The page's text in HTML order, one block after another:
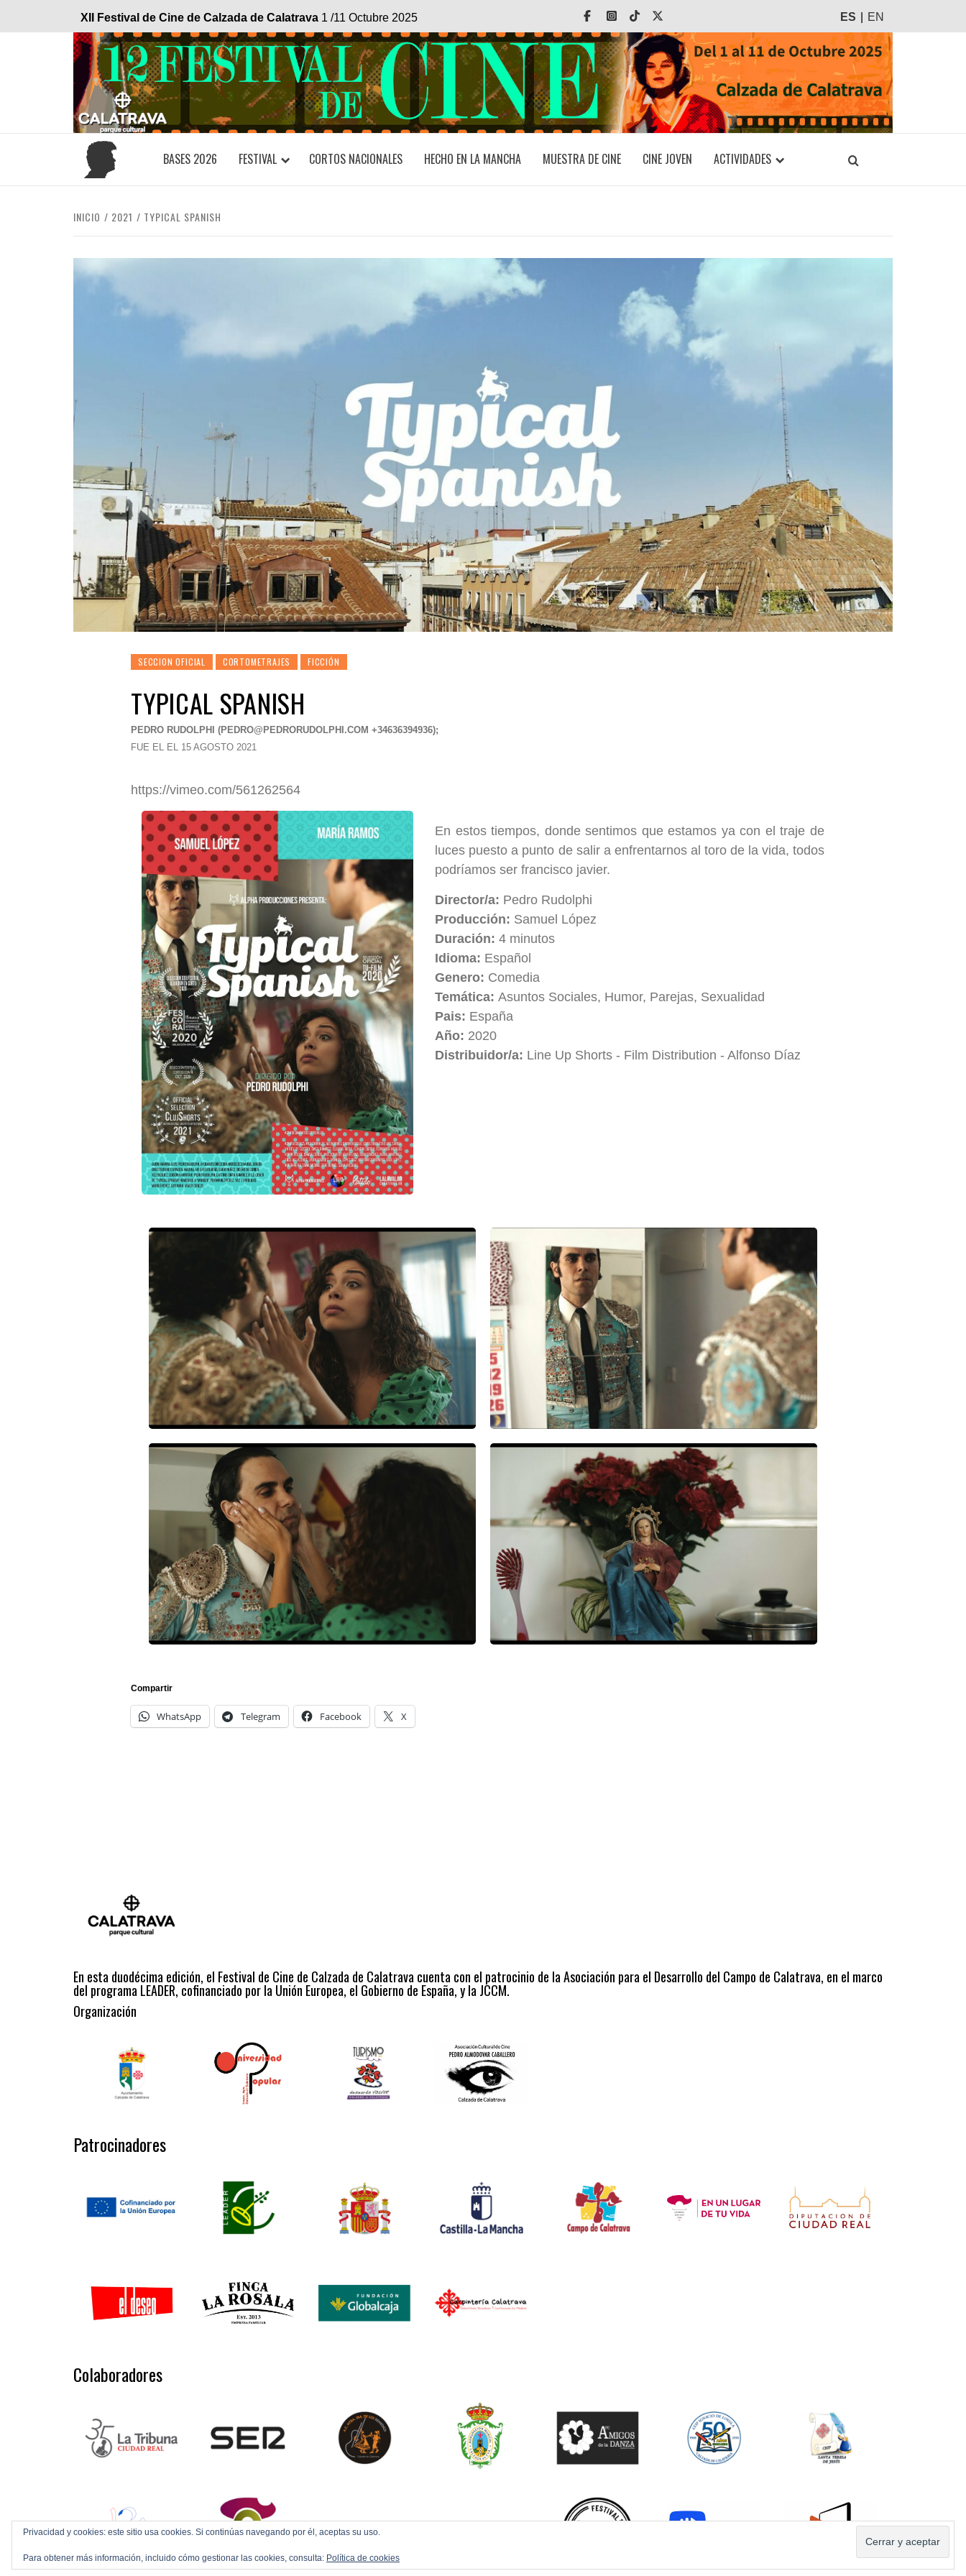
XII Festival de Cine de Calzada de Calatrava 1 /11 Octubre 2025 FacebookInstagram
Tiktok ES EN
BASES 2026 FESTIVAL CORTOS NACIONALES HECHO EN LA MANCHA MUESTRA DE CINE CINE JOVEN ACTIVIDADES
INICIO 2021 TYPICAL SPANISH
SECCION OFICIAL CORTOMETRAJES FICCIÓN
TYPICAL SPANISH
PEDRO RUDOLPHI (PEDRO@PEDRORUDOLPHI.COM +34636394936);
FUE EL EL 15 AGOSTO 2021
https://vimeo.com/561262564
En estos tiempos, donde sentimos que estamos ya con el traje de
luces puesto a punto de salir a enfrentarnos al toro de la vida, todos
podríamos ser francisco javier.
Director/a: Pedro Rudolphi
Producción: Samuel López
Duración:4 minutos
Idioma: Español
Genero: Comedia
Temática:Asuntos Sociales, Humor, Parejas, Sexualidad
Pais: España
Año: 2020
Distribuidor/a: Line Up Shorts - Film Distribution - Alfonso Díaz
Compartir
WhatsApp Telegram Facebook X
En esta duodécima edición, el Festival de Cine de Calzada de Calatrava cuenta con el patrocinio de la Asociación para el Desarrollo del Campo de Calatrava, en el marco
del programa LEADER, cofinanciado por la Unión Europea, el Gobierno de España, y la JCCM.
Organización
Patrocinadores
Colaboradores
Privacidad y cookies: este sitio usa cookies. Si continúas navegando por él, aceptas su uso.
Para obtener más información, incluido cómo gestionar las cookies, consulta: Política de cookies